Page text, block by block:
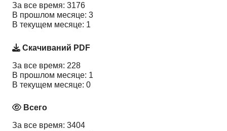
За все время: 3176
В прошлом месяце: 3
В текущем месяце: 1
Скачиваний PDF
За все время: 228
В прошлом месяце: 1
В текущем месяце: 0
Всего
За все время: 3404